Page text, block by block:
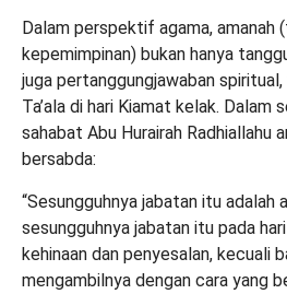
Dalam perspektif agama, amanah
kepemimpinan) bukan hanya
juga pertanggungjawaban
Ta’ala di hari Kiamat kelak. Dalam
sahabat Abu Hurairah Radhiallahu
bersabda:
“Sesungguhnya jabatan itu adalah
sesungguhnya jabatan itu pada
kehinaan dan penyesalan, kecuali
mengambilnya dengan cara yang